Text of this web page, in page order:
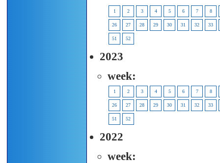
1 2 3 4 5 6 7 8
26 27 28 29 30 31 32 33
51 52
2023
week:
1 2 3 4 5 6 7 8
26 27 28 29 30 31 32 33
51 52
2022
week: